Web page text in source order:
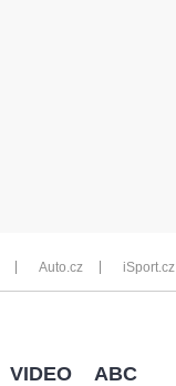
Auto.cz iSport.cz
VIDEO
ABC